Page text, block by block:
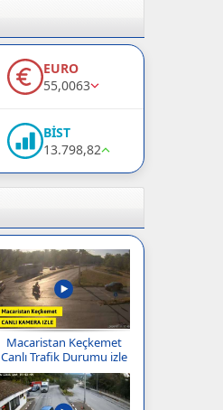
EURO
55,0063
BİST
13.798,82
Macaristan Keçkemet
Canlı Trafik Durumu izle